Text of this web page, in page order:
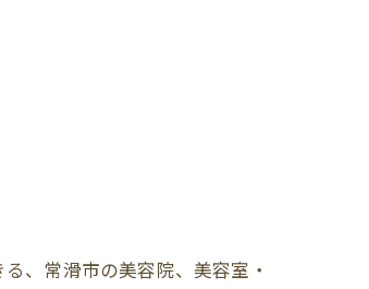
、常滑市の美容院、美容室・